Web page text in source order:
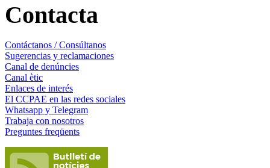
Contacta
Contáctanos / Consúltanos
Sugerencias y reclamaciones
Canal de denúncies
Canal ètic
Enlaces de interés
El CCPAE en las redes sociales
Whatsapp y Telegram
Trabaja con nosotros
Preguntes freqüents